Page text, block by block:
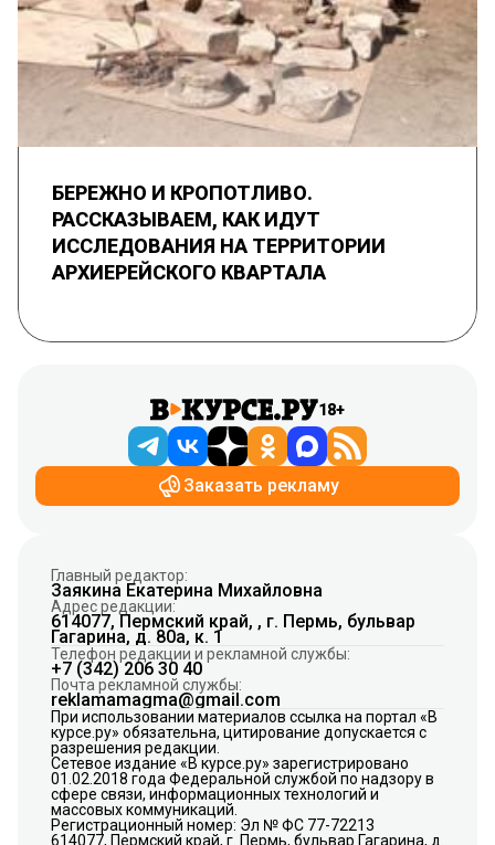
БЕРЕЖНО И КРОПОТЛИВО.
РАССКАЗЫВАЕМ, КАК ИДУТ
ИССЛЕДОВАНИЯ НА ТЕРРИТОРИИ
АРХИЕРЕЙСКОГО КВАРТАЛА
18+
Заказать рекламу
Главный редактор:
Заякина Екатерина Михайловна
Адрес редакции:
614077, Пермский край, , г. Пермь, бульвар
Гагарина, д. 80а, к. 1
Телефон редакции и рекламной службы:
+7 (342) 206 30 40
Почта рекламной службы:
reklamamagma@gmail.com
При использовании материалов ссылка на портал «В
курсе.ру» обязательна, цитирование допускается с
разрешения редакции.
Сетевое издание «В курсе.ру» зарегистрировано
01.02.2018 года Федеральной службой по надзору в
сфере связи, информационных технологий и
массовых коммуникаций.
Регистрационный номер: Эл № ФС 77-72213
614077, Пермский край, г. Пермь, бульвар Гагарина, д.